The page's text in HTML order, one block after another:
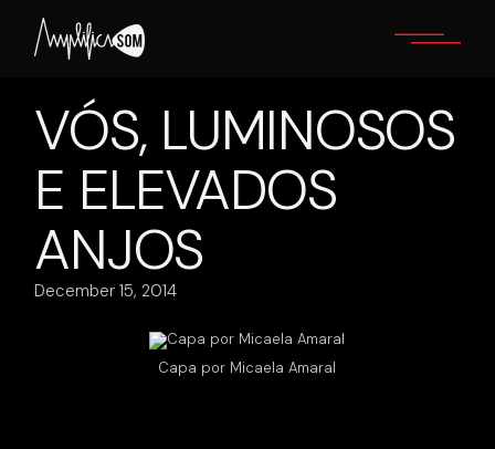
content
VÓS, LUMINOSOS
E ELEVADOS
ANJOS
December 15, 2014
Capa por Micaela Amaral